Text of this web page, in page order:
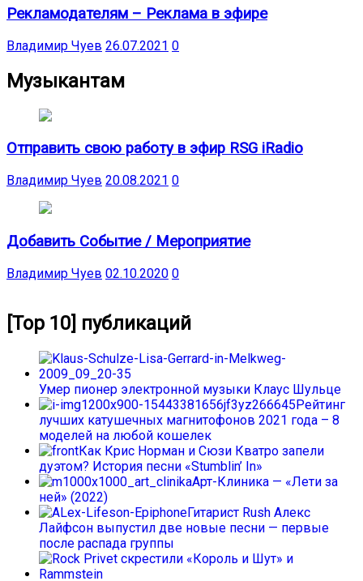
Рекламодателям – Реклама в эфире
Владимир Чуев 26.07.2021 0
Музыкантам
Отправить свою работу в эфир RSG iRadio
Владимир Чуев 20.08.2021 0
Добавить Событие / Мероприятие
Владимир Чуев 02.10.2020 0
[Top 10] публикаций
Умер пионер электронной музыки Клаус Шульце
Рейтинг
лучших катушечных магнитофонов 2021 года – 8
моделей на любой кошелек
Как Крис Норман и Сюзи Кватро запели
дуэтом? История песни «Stumblin’ In»
Арт-Клиника — «Лети за
ней» (2022)
Гитарист Rush Алекс
Лайфсон выпустил две новые песни — первые
после распада группы